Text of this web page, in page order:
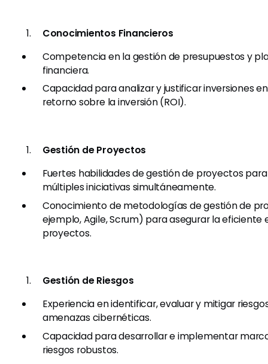
Conocimientos Financieros
Competencia en la gestión de presupuestos y
financiera.
Capacidad para analizar y justificar inversiones
retorno sobre la inversión (ROI).
Gestión de Proyectos
Fuertes habilidades de gestión de proyectos
múltiples iniciativas simultáneamente.
Conocimiento de metodologías de gestión de
ejemplo, Agile, Scrum) para asegurar la eficiente
proyectos.
Gestión de Riesgos
Experiencia en identificar, evaluar y mitigar
amenazas cibernéticas.
Capacidad para desarrollar e implementar
riesgos robustos.